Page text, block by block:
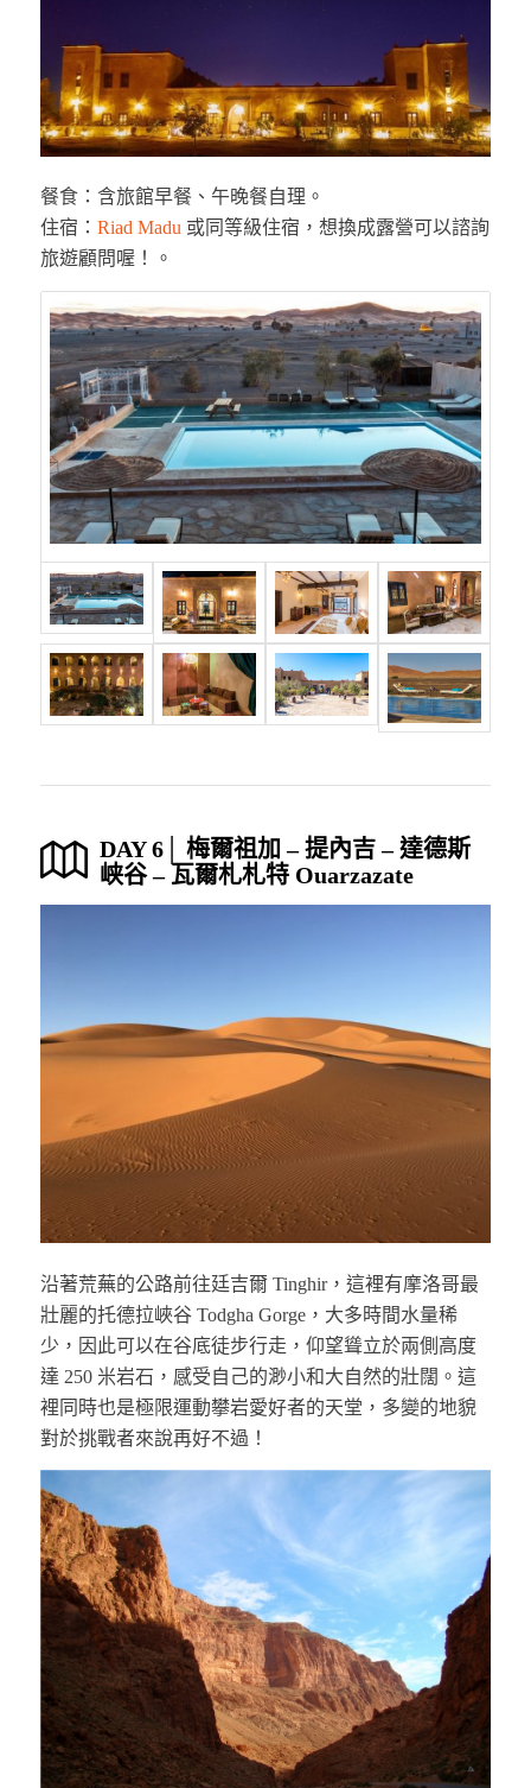
餐食：含旅館早餐、午晚餐自理。
住宿： Riad Madu 或同等級住宿，想換成露營可以諮詢
旅遊顧問喔！。
DAY 6│ 梅爾祖加 – 提內吉 – 達德斯
峡谷 – 瓦爾札札特 Ouarzazate
沿著荒蕪的公路前往廷吉爾 Tinghir，這裡有摩洛哥最
壯麗的托德拉峽谷 Todgha Gorge，大多時間水量稀
少，因此可以在谷底徒步行走，仰望聳立於兩側高度
達 250 米岩石，感受自己的渺小和大自然的壯闊。這
裡同時也是極限運動攀岩愛好者的天堂，多變的地貌
對於挑戰者來說再好不過！